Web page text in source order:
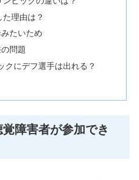
理由は？
たいため
問題
クにデフ選手は出れる？
障害者が参加でき